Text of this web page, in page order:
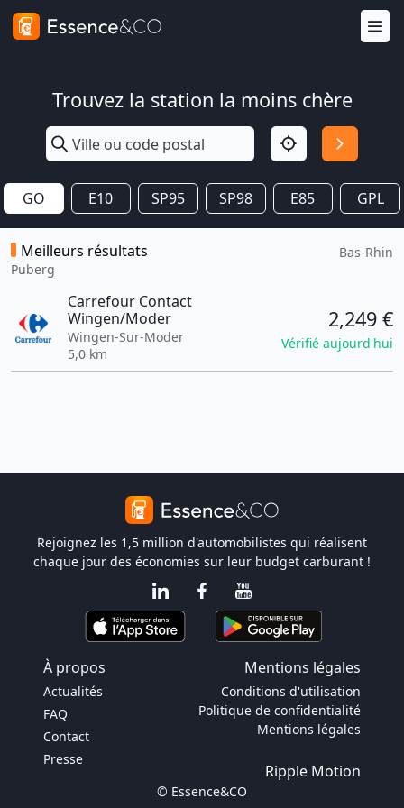
Trouvez la station la moins chère
GO E10 SP95 SP98 E85 GPL
Meilleurs résultats
Puberg
Bas-Rhin
Carrefour Contact
Wingen/Moder
Wingen-Sur-Moder
5,0 km
2,249 €
Vérifié aujourd'hui
Rejoignez les 1,5 million d'automobilistes qui réalisent
chaque jour des économies sur leur budget carburant !
À propos Mentions légales
Actualités
FAQ
Contact
Presse
Conditions d'utilisation
Politique de confidentialité
Mentions légales
Ripple Motion
© Essence&CO